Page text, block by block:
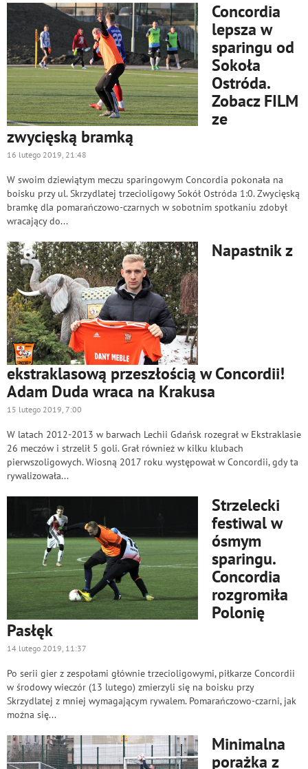
Concordia
lepsza w
sparingu od
Sokoła
Ostróda.
Zobacz FILM
ze
zwycięską bramką
16 lutego 2019, 21:48
W swoim dziewiątym meczu sparingowym Concordia pokonała na
boisku przy ul. Skrzydlatej trzecioligowy Sokół Ostróda 1:0. Zwycięską
bramkę dla pomarańczowo-czarnych w sobotnim spotkaniu zdobył
wracający do...
Napastnik z
ekstraklasową przeszłością w Concordii!
Adam Duda wraca na Krakusa
15 lutego 2019, 7:00
W latach 2012-2013 w barwach Lechii Gdańsk rozegrał w Ekstraklasie
26 meczów i strzelił 5 goli. Grał również w kilku klubach
pierwszoligowych. Wiosną 2017 roku występował w Concordii, gdy ta
rywalizowała...
Strzelecki
festiwal w
ósmym
sparingu.
Concordia
rozgromiła
Polonię
Pasłęk
14 lutego 2019, 11:37
Po serii gier z zespołami głównie trzecioligowymi, piłkarze Concordii
w środowy wieczór (13 lutego) zmierzyli się na boisku przy
Skrzydlatej z mniej wymagającym rywalem. Pomarańczowo-czarni, jak
można się...
Minimalna
porażka z